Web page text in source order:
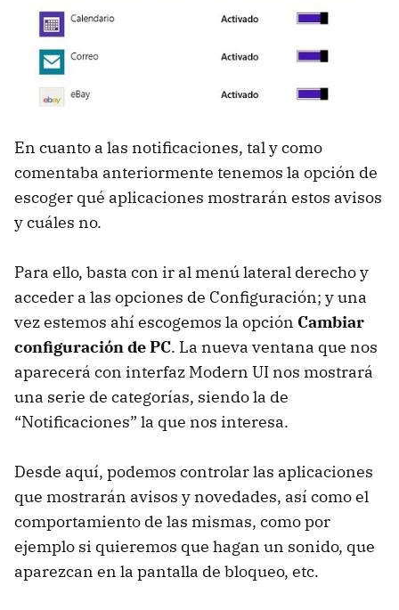
En cuanto a las notificaciones, tal y como
comentaba anteriormente tenemos la opción de
escoger qué aplicaciones mostrarán estos avisos
y cuáles no.
Para ello, basta con ir al menú lateral derecho y
acceder a las opciones de Configuración; y una
vez estemos ahí escogemos la opción Cambiar
configuración de PC. La nueva ventana que nos
aparecerá con interfaz Modern UI nos mostrará
una serie de categorías, siendo la de
“Notificaciones” la que nos interesa.
Desde aquí, podemos controlar las aplicaciones
que mostrarán avisos y novedades, así como el
comportamiento de las mismas, como por
ejemplo si quieremos que hagan un sonido, que
aparezcan en la pantalla de bloqueo, etc.